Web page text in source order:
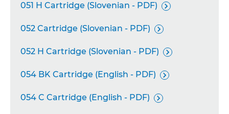
051 H Cartridge (Slovenian - PDF) 
052 Cartridge (Slovenian - PDF) 
052 H Cartridge (Slovenian - PDF) 
054 BK Cartridge (English - PDF) 
054 C Cartridge (English - PDF) 